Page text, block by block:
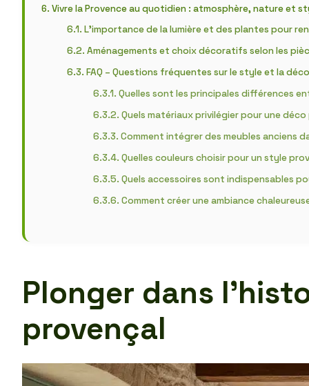
Vivre la Provence au quotidien : atmosphère, nature et
L’importance de la lumière et des plantes pour
Aménagements et choix décoratifs selon les
FAQ – Questions fréquentes sur le style et la
Quelles sont les principales différences
Quels matériaux privilégier pour une
Comment intégrer des meubles anciens
Quelles couleurs choisir pour un style
Quels accessoires sont indispensables
Comment créer une ambiance
Plonger dans
provençal